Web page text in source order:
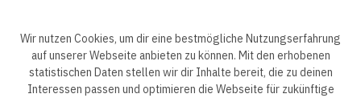
ep life science
Wir nutzen Cookies, um dir eine bestmögliche Nutzungserfahrung
auf unserer Webseite anbieten zu können. Mit den erhobenen
statistischen Daten stellen wir dir Inhalte bereit, die zu deinen
Interessen passen und optimieren die Webseite für zukünftige